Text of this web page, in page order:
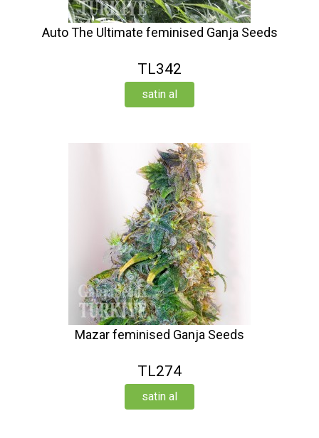
Auto The Ultimate feminised Ganja Seeds
TL342
satin al
Mazar feminised Ganja Seeds
TL274
satin al